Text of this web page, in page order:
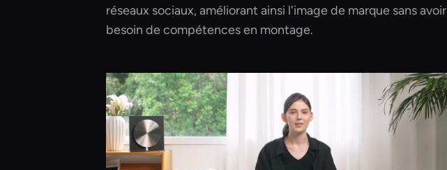
réseaux sociaux, améliorant ainsi l'image de marque sans avoir
besoin de compétences en montage.